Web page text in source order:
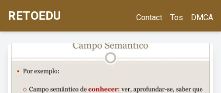
RETOEDU Contact Tos DMCA